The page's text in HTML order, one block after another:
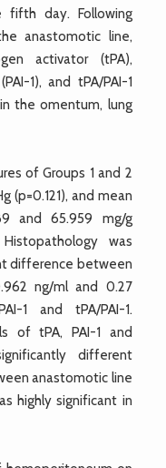
fifth day. Following
anastomotic line,
activator (tPA),
1), and tPA/PAI-1
the omentum, lung
of Groups 1 and 2
(p=0.121), and mean
and 65.959 mg/g
was
difference between
ng/ml and 0.27
1 and tPA/PAI-1.
of tPA, PAI-1 and
different
anastomotic line
highly significant in